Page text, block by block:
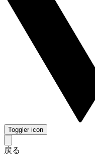
Toggler icon
戻る